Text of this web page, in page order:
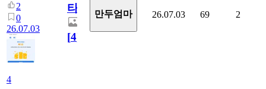
2
0
26.07.03
4
타
[4]
만두엄마 26.07.03 69 2